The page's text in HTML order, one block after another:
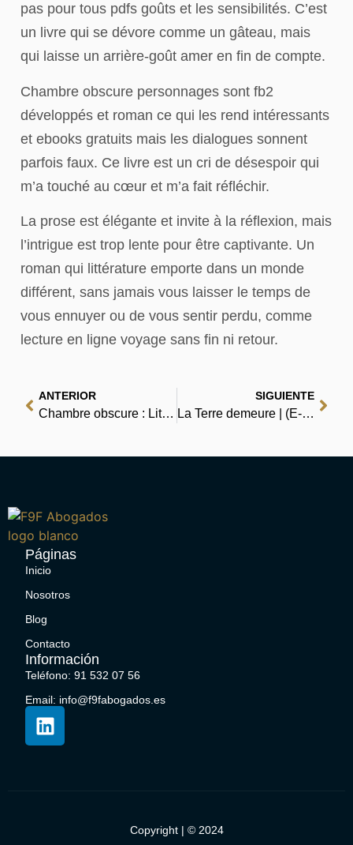
pas pour tous pdfs goûts et les sensibilités. C’est
un livre qui se dévore comme un gâteau, mais
qui laisse un arrière-goût amer en fin de compte.
Chambre obscure personnages sont fb2
développés et roman ce qui les rend intéressants
et ebooks gratuits mais les dialogues sonnent
parfois faux. Ce livre est un cri de désespoir qui
m’a touché au cœur et m’a fait réfléchir.
La prose est élégante et invite à la réflexion, mais
l’intrigue est trop lente pour être captivante. Un
roman qui littérature emporte dans un monde
différent, sans jamais vous laisser le temps de
vous ennuyer ou de vous sentir perdu, comme
lecture en ligne voyage sans fin ni retour.
ANTERIOR
Chambre obscure : Littérature
SIGUIENTE
La Terre demeure | (E-Book, PDF)
Páginas
Inicio
Nosotros
Blog
Contacto
Información
Teléfono: 91 532 07 56
Email: info@f9fabogados.es
Copyright | © 2024